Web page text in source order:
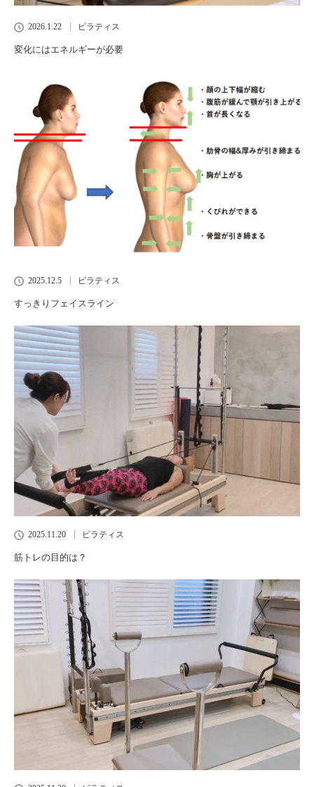
2026.1.22 ピラティス
変化にはエネルギーが必要
2025.12.5 ピラティス
すっきりフェイスライン
2025.11.20 ピラティス
筋トレの目的は？